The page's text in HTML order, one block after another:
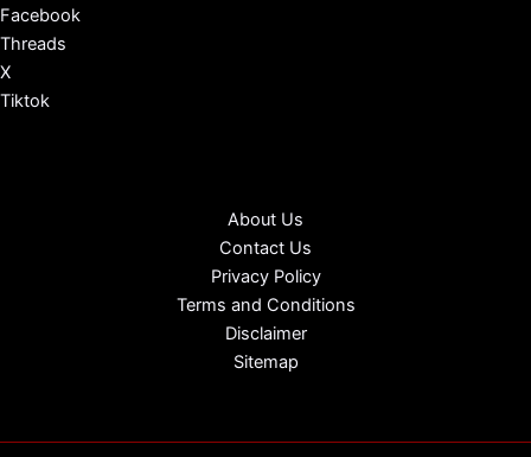
Facebook
Threads
X
Tiktok
About Us
Contact Us
Privacy Policy
Terms and Conditions
Disclaimer
Sitemap